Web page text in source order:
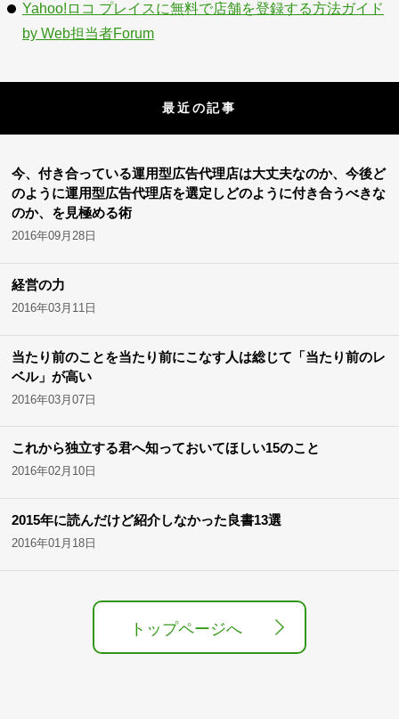
Yahoo!ロコ プレイスに無料で店舗を登録する方法ガイド
by Web担当者Forum
最近の記事
今、付き合っている運用型広告代理店は大丈夫なのか、今後ど
のように運用型広告代理店を選定しどのように付き合うべきな
のか、を見極める術
2016年09月28日
経営の力
2016年03月11日
当たり前のことを当たり前にこなす人は総じて「当たり前のレ
ベル」が高い
2016年03月07日
これから独立する君へ知っておいてほしい15のこと
2016年02月10日
2015年に読んだけど紹介しなかった良書13選
2016年01月18日
トップページへ